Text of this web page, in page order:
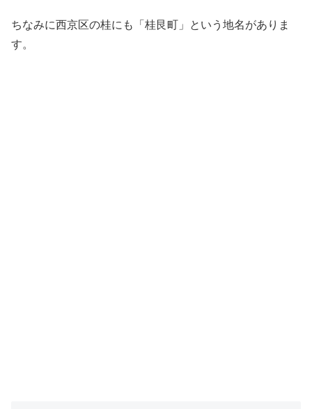
ちなみに西京区の桂にも「桂艮町」という地名がありま
す。